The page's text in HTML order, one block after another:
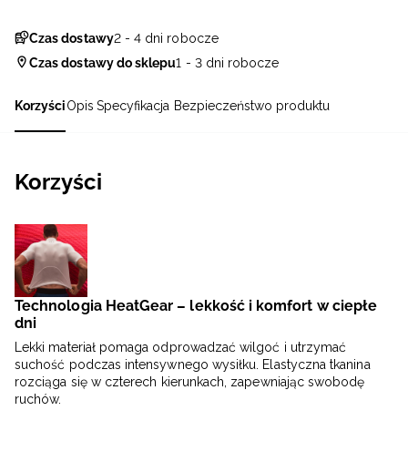
KorzyściOpis Specyfikacja Bezpieczeństwo produktu
Korzyści
Technologia HeatGear – lekkość i komfort w ciepłe
dni
Lekki materiał pomaga odprowadzać wilgoć i utrzymać
suchość podczas intensywnego wysiłku. Elastyczna tkanina
rozciąga się w czterech kierunkach, zapewniając swobodę
ruchów.
Czas dostawy2 - 4 dni robocze
Czas dostawy do sklepu1 - 3 dni robocze